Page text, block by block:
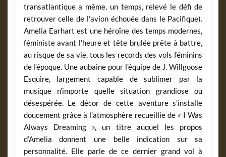
transatlantique a même, un temps, relevé le défi de
retrouver celle de l’avion échouée dans le Pacifique).
Amelia Earhart est une héroïne des temps modernes,
féministe avant l’heure et tête brulée prête à battre,
au risque de sa vie, tous les records des vols féminins
de l’époque. Une aubaine pour l’équipe de J. Willgoose
Esquire, largement capable de sublimer par la
musique n’importe quelle situation grandiose ou
désespérée. Le décor de cette aventure s’installe
doucement grâce à l’atmosphère recueillie de « I Was
Always Dreaming », un titre auquel les propos
d’Amelia donnent une belle indication sur sa
personnalité. Elle parle de ce dernier grand vol à